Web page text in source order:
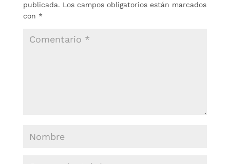
publicada. Los campos obligatorios están marcados
con *